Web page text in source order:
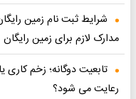
شرایط ثبت نام زمین
مدارک لازم برای زمین رایگان
تابعیت دوگانه؛ زخم
رعایت می شود؟